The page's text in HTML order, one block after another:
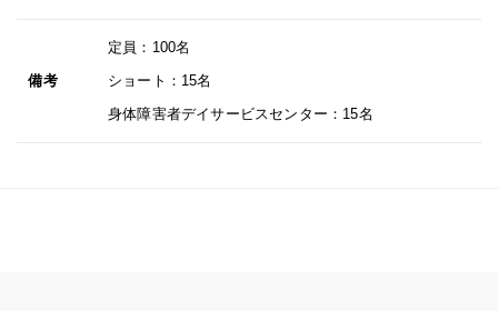
備考
定員：100名
ショート：15名
身体障害者デイサービスセンター：15名